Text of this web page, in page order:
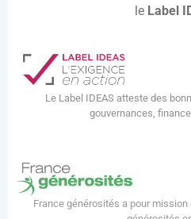
le Label
Le Label IDEAS atteste des
gouvernances,
France générosités a pour